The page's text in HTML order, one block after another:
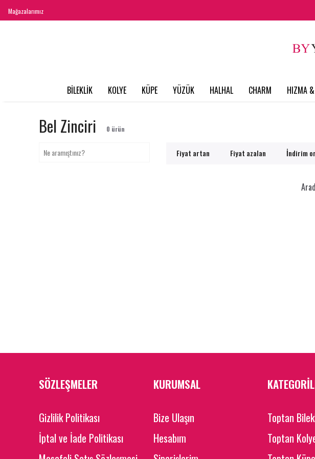
Mağazalarımız
BİLEKLİK KOLYE KÜPE YÜZÜK HALHAL CHARM HIZMA
Bel Zinciri 0 ürün
Fiyat artan Fiyat azalan İndirim
SÖZLEŞMELER
Gizlilik Politikası
İptal ve İade Politikası
KURUMSAL
Bize Ulaşın
Hesabım
Toptan
Toptan